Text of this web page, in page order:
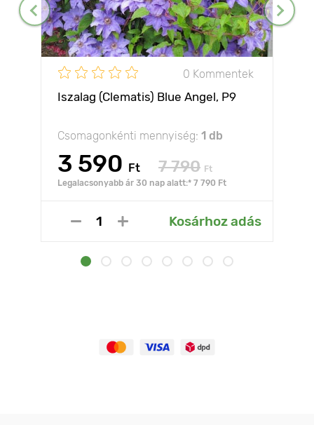
0 Kommentek
Iszalag (Clematis) Blue Angel, P9
Csomagonkénti mennyiség: 1 db
3 590 Ft 7 790 Ft
Legalacsonyabb ár 30 nap alatt:* 7 790 Ft
Kosárhoz adás